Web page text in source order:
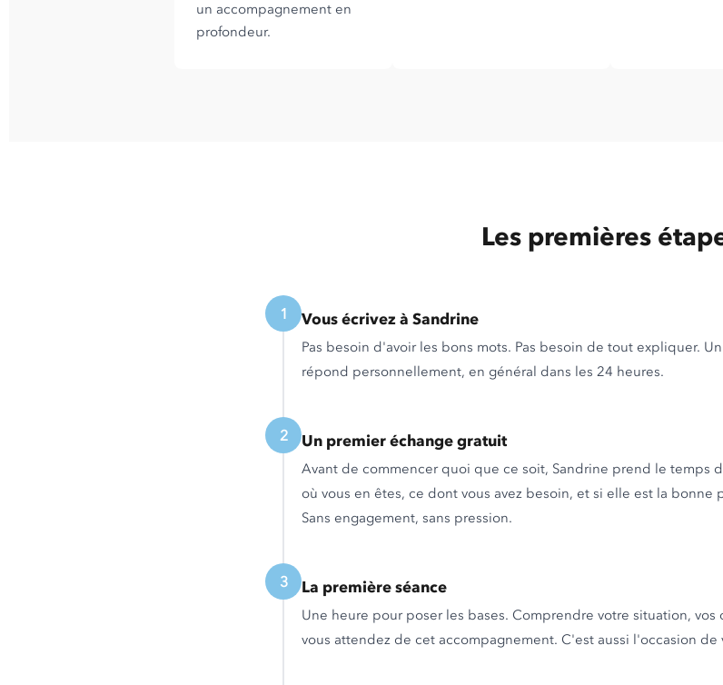
un accompagnement en
profondeur.
Les premières
1 Vous écrivez à Sandrine
Pas besoin d'avoir les bons mots. Pas besoin de tout expliquer.
répond personnellement, en général dans les 24 heures.
2 Un premier échange gratuit
Avant de commencer quoi que ce soit, Sandrine prend le temps
où vous en êtes, ce dont vous avez besoin, et si elle est la bonne
Sans engagement, sans pression.
3 La première séance
Une heure pour poser les bases. Comprendre votre situation,
vous attendez de cet accompagnement. C'est aussi l'occasion